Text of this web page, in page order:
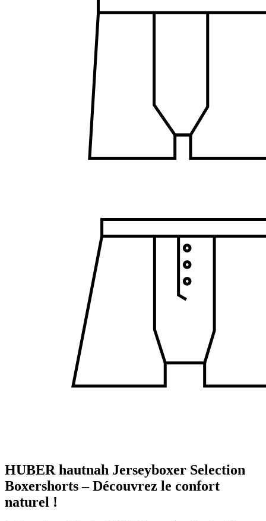
HUBER hautnah Jerseyboxer Selection
Boxershorts – Découvrez le confort
naturel !